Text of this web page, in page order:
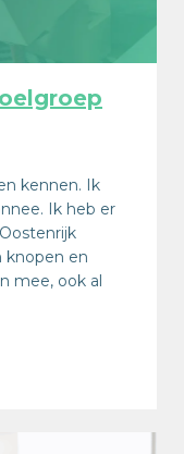
kennen. Ik
Ik heb er
knopen en
mee, ook al